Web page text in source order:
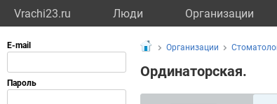
Vrachi23.ru Люди Организации
Организации
Ординаторская.